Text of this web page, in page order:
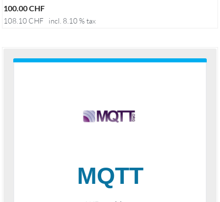
100.00CHF
108.10 CHF incl. 8.10 % tax